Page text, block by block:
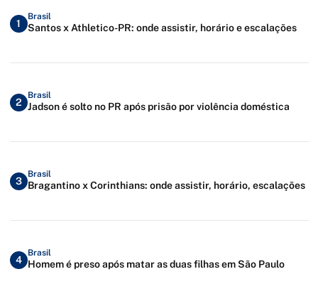
1
Brasil
Santos x Athletico-PR: onde assistir, horário e escalações
2
Brasil
Jadson é solto no PR após prisão por violência doméstica
3
Brasil
Bragantino x Corinthians: onde assistir, horário, escalações
4
Brasil
Homem é preso após matar as duas filhas em São Paulo